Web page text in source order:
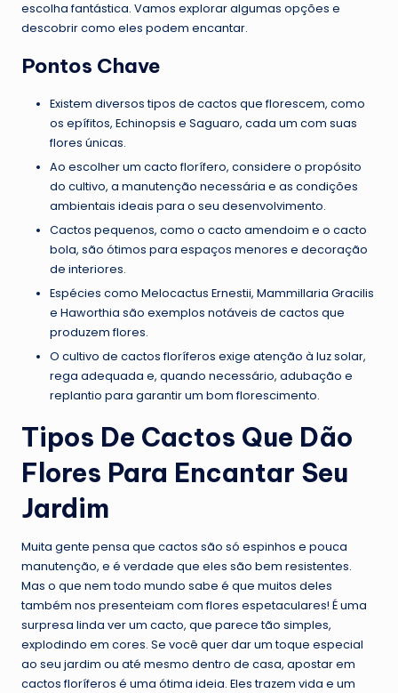
escolha fantástica. Vamos explorar algumas opções e
descobrir como eles podem encantar.
Pontos Chave
Existem diversos tipos de cactos que florescem, como
os epífitos, Echinopsis e Saguaro, cada um com suas
flores únicas.
Ao escolher um cacto florífero, considere o propósito
do cultivo, a manutenção necessária e as condições
ambientais ideais para o seu desenvolvimento.
Cactos pequenos, como o cacto amendoim e o cacto
bola, são ótimos para espaços menores e decoração
de interiores.
Espécies como Melocactus Ernestii, Mammillaria Gracilis
e Haworthia são exemplos notáveis de cactos que
produzem flores.
O cultivo de cactos floríferos exige atenção à luz solar,
rega adequada e, quando necessário, adubação e
replantio para garantir um bom florescimento.
Tipos De Cactos Que Dão
Flores Para Encantar Seu
Jardim
Muita gente pensa que cactos são só espinhos e pouca
manutenção, e é verdade que eles são bem resistentes.
Mas o que nem todo mundo sabe é que muitos deles
também nos presenteiam com flores espetaculares! É uma
surpresa linda ver um cacto, que parece tão simples,
explodindo em cores. Se você quer dar um toque especial
ao seu jardim ou até mesmo dentro de casa, apostar em
cactos floríferos é uma ótima ideia. Eles trazem vida e um